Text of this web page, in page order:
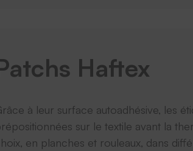
Haftex
à leur surface autoadhésive, les
sur le textile avant la
en planches et rouleaux, dans